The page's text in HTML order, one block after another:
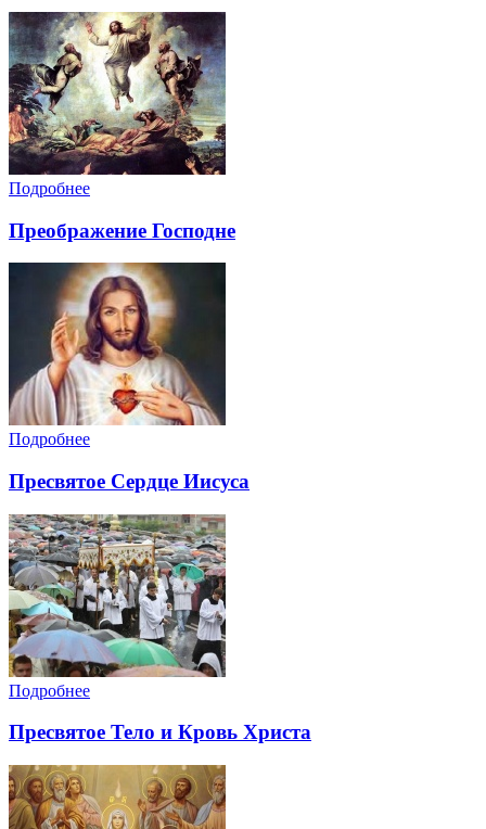
Подробнее
Преображение Господне
Подробнее
Пресвятое Сердце Иисуса
Подробнее
Пресвятое Тело и Кровь Христа